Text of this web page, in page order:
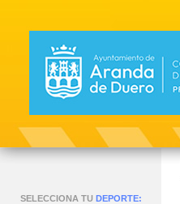
SELECCIONA TU DEPORTE: